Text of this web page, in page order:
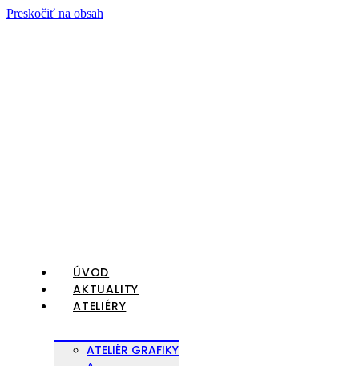
Preskočiť na obsah
ÚVOD
AKTUALITY
ATELIÉRY
ATELIÉR GRAFIKY